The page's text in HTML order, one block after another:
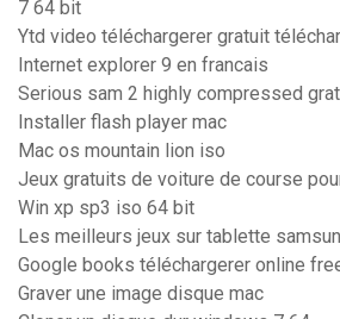
7 64 bit
Ytd video téléchargerer gratuit
Internet explorer 9 en francais
Serious sam 2 highly compressed
Installer flash player mac
Mac os mountain lion iso
Jeux gratuits de voiture de course
Win xp sp3 iso 64 bit
Les meilleurs jeux sur tablette
Google books téléchargerer online
Graver une image disque mac